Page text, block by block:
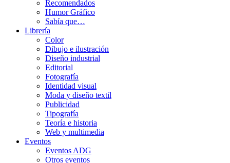
Recomendados
Humor Gráfico
Sabía que…
Librería
Color
Dibujo e ilustración
Diseño industrial
Editorial
Fotografía
Identidad visual
Moda y diseño textil
Publicidad
Tipografía
Teoría e historia
Web y multimedia
Eventos
Eventos ADG
Otros eventos